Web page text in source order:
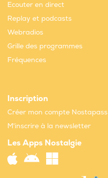
Ecouter en direct
Replay et podcasts
Webradios
Grille des programmes
Fréquences
Inscription
Créer mon compte Nostapass
M'inscrire à la newsletter
Les Apps Nostalgie